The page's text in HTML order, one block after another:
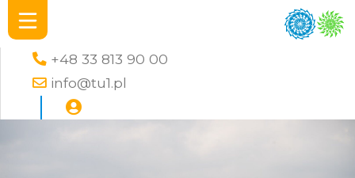
+48 33 813 90 00
info@tu1.pl